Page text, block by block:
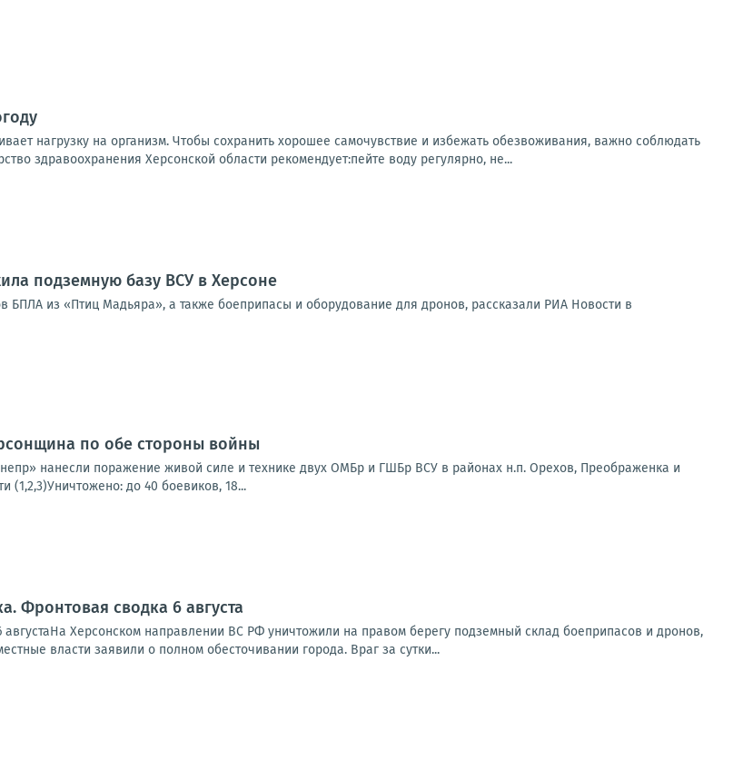
нагрузку на организм. Чтобы сохранить хорошее самочувствие и избежать обезвоживания, важно соблюдать
здравоохранения Херсонской области рекомендует:пейте воду регулярно, не...
подземную базу ВСУ в Херсоне
БПЛА из «Птиц Мадьяра», а также боеприпасы и оборудование для дронов, рассказали РИА Новости в
по обе стороны войны
нанесли поражение живой силе и технике двух ОМБр и ГШБр ВСУ в районах н.п. Орехов, Преображенка и
(1,2,3)Уничтожено: до 40 боевиков, 18...
Фронтовая сводка 6 августа
Херсонском направлении ВС РФ уничтожили на правом берегу подземный склад боеприпасов и дронов,
власти заявили о полном обесточивании города. Враг за сутки...